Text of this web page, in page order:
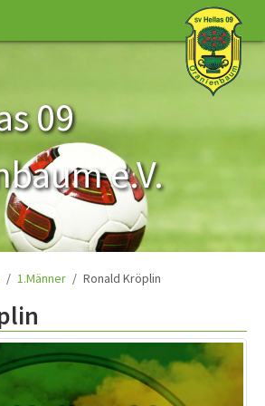
09
e.V.
1.Männer Ronald Kröplin